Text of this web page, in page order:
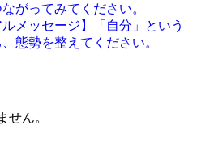
がってみてください。
ルメッセージ】「自分」という
態勢を整えてください。
せん。